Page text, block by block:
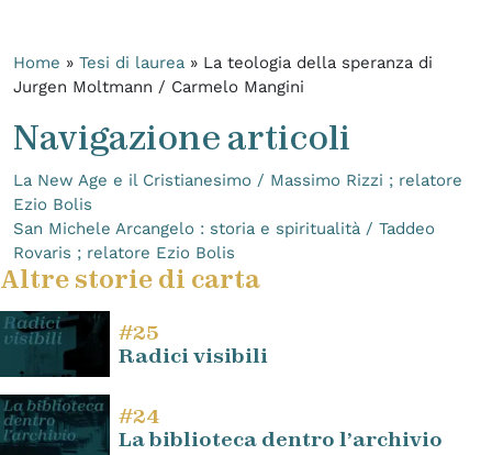
Home » Tesi di laurea » La teologia della speranza di
Jurgen Moltmann / Carmelo Mangini
Navigazione articoli
La New Age e il Cristianesimo / Massimo Rizzi ; relatore
Ezio Bolis
San Michele Arcangelo : storia e spiritualità / Taddeo
Rovaris ; relatore Ezio Bolis
Altre storie di carta
#25
Radici visibili
#24
La biblioteca dentro l’archivio